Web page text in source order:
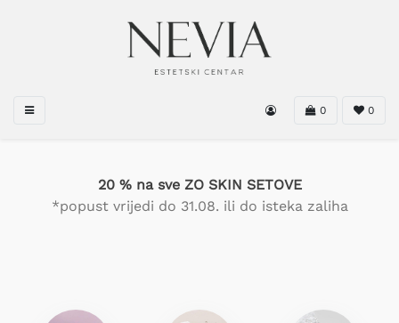
0 0
20 % na sve ZO SKIN SETOVE
*popust vrijedi do 31.08. ili do isteka zaliha